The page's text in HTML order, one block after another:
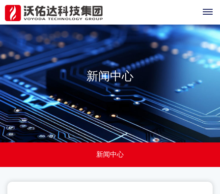
制
氢
品
甲
醇
氢
设
行
新闻中心
新闻中心